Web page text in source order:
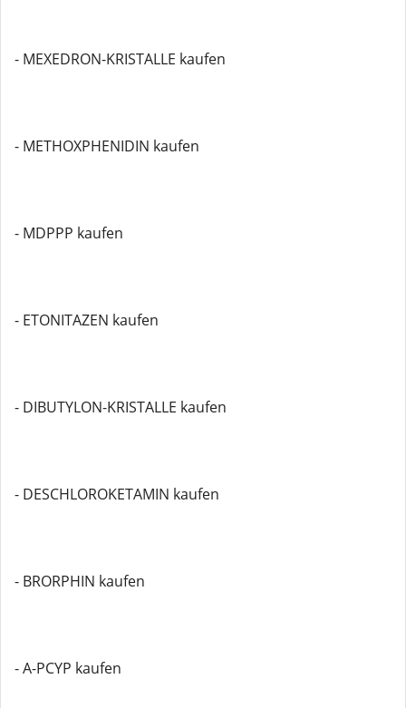
- MEXEDRON-KRISTALLE kaufen
- METHOXPHENIDIN kaufen
- MDPPP kaufen
- ETONITAZEN kaufen
- DIBUTYLON-KRISTALLE kaufen
- DESCHLOROKETAMIN kaufen
- BRORPHIN kaufen
- A-PCYP kaufen